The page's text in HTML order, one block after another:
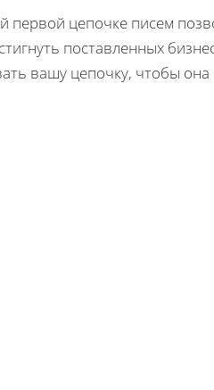
цепочке писем
поставленных
вашу цепочку, чтобы она